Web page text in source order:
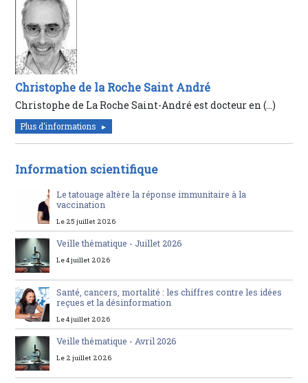
Christophe de la Roche Saint André
Christophe de La Roche Saint-André est docteur en (…)
Plus d'informations
Information scientifique
Le tatouage altère la réponse immunitaire à la
vaccination
Le 25 juillet 2026
Veille thématique - Juillet 2026
Le 4 juillet 2026
Santé, cancers, mortalité : les chiffres contre les idées
reçues et la désinformation
Le 4 juillet 2026
Veille thématique - Avril 2026
Le 2 juillet 2026